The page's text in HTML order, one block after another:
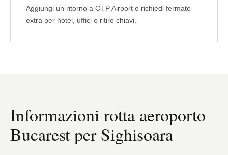
Aggiungi un ritorno a OTP Airport o richiedi fermate
extra per hotel, uffici o ritiro chiavi.
Informazioni rotta aeroporto
Bucarest per Sighisoara